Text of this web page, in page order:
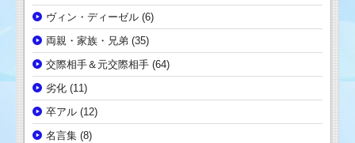
ヴィン・ディーゼル (6)
両親・家族・兄弟 (35)
交際相手＆元交際相手 (64)
劣化 (11)
卒アル (12)
名言集 (8)